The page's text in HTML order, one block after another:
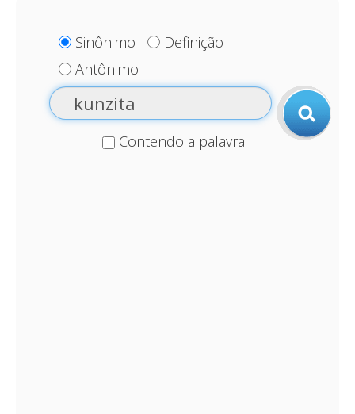
Sinônimo
Definição
Antônimo
Contendo a palavra